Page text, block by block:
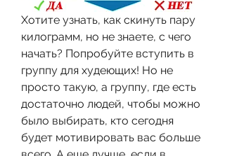
Хотите узнать, как скинуть пару
килограмм, но не знаете, с чего
начать? Попробуйте вступить в
группу для худеющих! Но не
просто такую, а группу, где есть
достаточно людей, чтобы можно
было выбирать, кто сегодня
будет мотивировать вас больше